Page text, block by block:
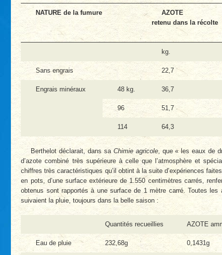
NATURE de la fumure
AZOTE
retenu dans la récolte
kg.
Sans engrais 22,7
Engrais minéraux 48 kg. 36,7
96 51,7
114 64,3
Berthelot déclarait, dans sa Chimie agricole, que « les eaux de
d’azote combiné très supérieure à celle que l’atmosphère et
chiffres très caractéristiques qu’il obtint à la suite d’expériences
en pots, d’une surface extérieure de 1.550 centimètres carrés,
obtenus sont rapportés à une surface de 1 mètre carré. Toutes
suivaient la pluie, toujours dans la belle saison :
Quantités recueillies AZOTE
Eau de pluie 232,68g 0,1431g